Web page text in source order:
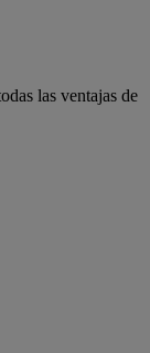
las ventajas de